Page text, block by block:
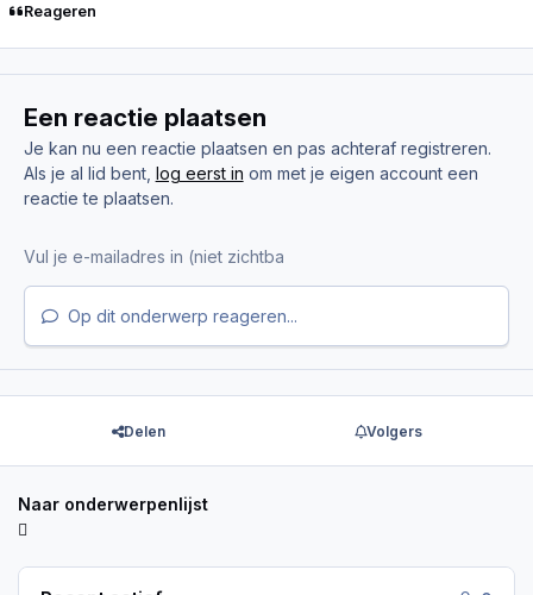
Reageren
Een reactie plaatsen
Je kan nu een reactie plaatsen en pas achteraf registreren.
Als je al lid bent, log eerst in om met je eigen account een
reactie te plaatsen.
Op dit onderwerp reageren...
Delen Volgers
Naar onderwerpenlijst